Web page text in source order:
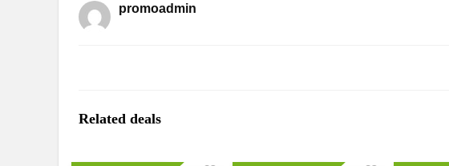
promoadmin
Related deals